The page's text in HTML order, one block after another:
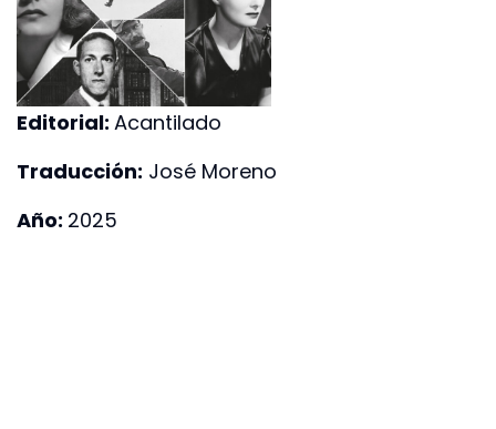
Editorial: Acantilado
Traducción: José Moreno
Año: 2025